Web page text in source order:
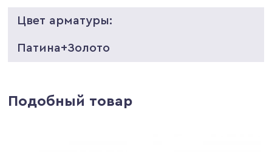
Цвет арматуры:
Патина+Золото
Подобный товар